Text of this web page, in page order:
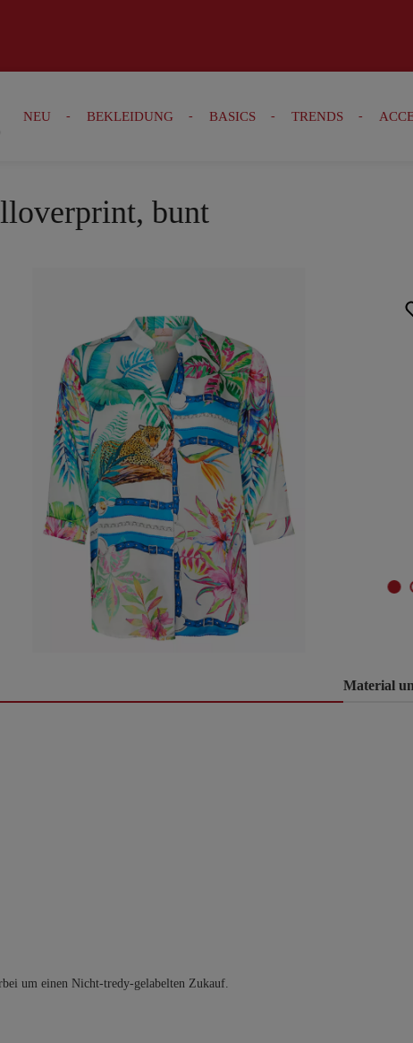
springen
NEU BEKLEIDUNG BASICS TRENDS
bunt
Material
um einen Nicht-tredy-gelabelten Zukauf.